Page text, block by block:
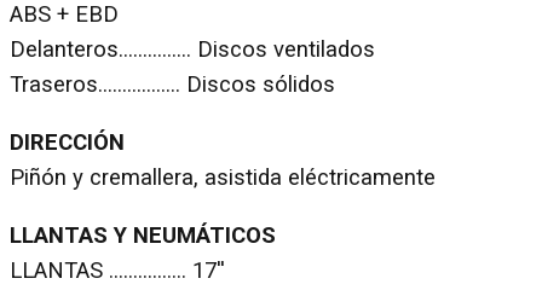
ABS + EBD
Delanteros…………… Discos ventilados
Traseros…………….. Discos sólidos
DIRECCIÓN
Piñón y cremallera, asistida eléctricamente
LLANTAS Y NEUMÁTICOS
LLANTAS ……………. 17''